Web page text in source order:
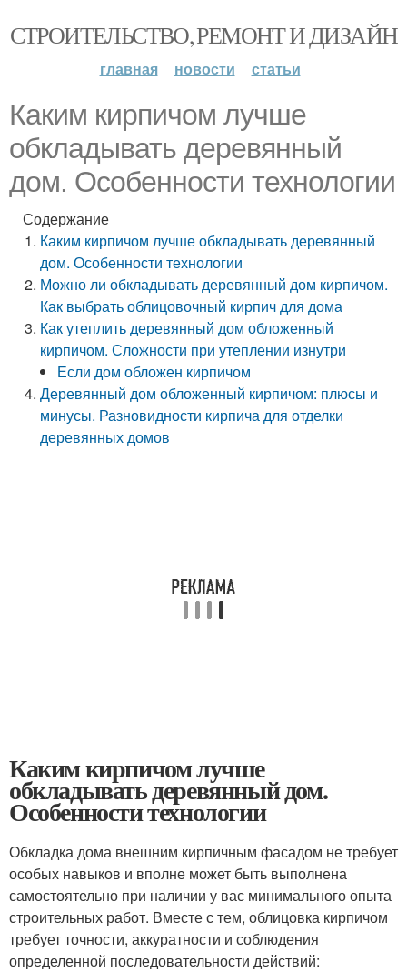
СТРОИТЕЛЬСТВО, РЕМОНТ И ДИЗАЙН
главная новости статьи
Каким кирпичом лучше
обкладывать деревянный
дом. Особенности технологии
Содержание
Каким кирпичом лучше обкладывать деревянный
дом. Особенности технологии
Можно ли обкладывать деревянный дом кирпичом.
Как выбрать облицовочный кирпич для дома
Как утеплить деревянный дом обложенный
кирпичом. Сложности при утеплении изнутри
Если дом обложен кирпичом
Деревянный дом обложенный кирпичом: плюсы и
минусы. Разновидности кирпича для отделки
деревянных домов
Каким кирпичом лучше
обкладывать деревянный дом.
Особенности технологии
Обкладка дома внешним кирпичным фасадом не требует
особых навыков и вполне может быть выполнена
самостоятельно при наличии у вас минимального опыта
строительных работ. Вместе с тем, облицовка кирпичом
требует точности, аккуратности и соблюдения
определенной последовательности действий: